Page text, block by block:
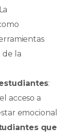
de la
:
acceso a
emocional
que